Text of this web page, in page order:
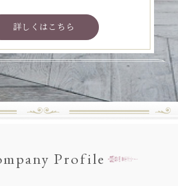
詳しくはこちら
Profile